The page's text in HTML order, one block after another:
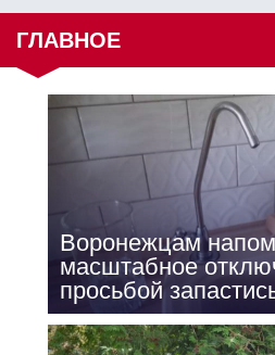
ГЛАВНОЕ
Воронежцам
масштабное
просьбой